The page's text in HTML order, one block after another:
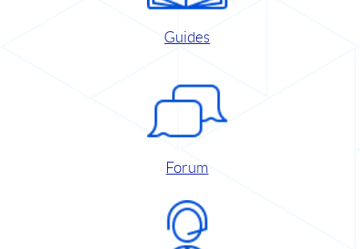
Guides
Forum